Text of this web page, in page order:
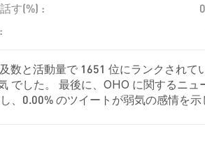
す(%) :
数と活動量で 1651 位にランクされて
でした。 最後に、OHO に関するニュ
、0.00% のツイートが弱気の感情を示